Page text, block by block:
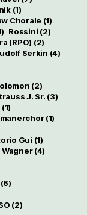
(1)
Chorale (1)
Rossini (2)
(RPO) (2)
Serkin (4)
(2)
J. Sr. (3)
(1)
(1)
Gui (1)
Wagner(4)
(6)
(2)